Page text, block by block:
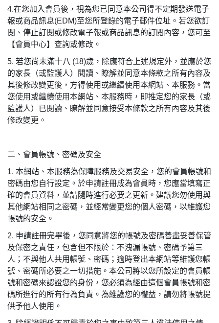
4.在您加入會員後，視為您已同意本公司得不定期發送電子
報或商品訊息(EDM)至您所登錄的電子郵件位址。若您欲訂
閱、停止訂閱或修改電子報或商品訊息的訂閱內容，您可至
【會員中心】查詢或修改。
5. 若您尚未滿十八 (18)歲，除應符合上述規定外，並應於您
的家長（或監護人）閱讀、瞭解並同意本條款之所有內容及
其後修改變更後，方得使用或繼續使用本網站、本服務。當
您使用或繼續使用本網站、本服務時，即推定您的家長（或
監護人）已閱讀、瞭解並同意接受本條款之所有內容及其後
修改變更。
二、會員帳號、密碼及安全
1. 本網站、本服務為保障服務及交易安全，您的會員帳號和
密碼由您自行設定。於申請註冊成為會員時，您應當填寫正
確的會員資料，並請隨時進行必要之更新。建議您勿使用與
其他網站相同之密碼，並經常變更您的個人密碼，以維護您
帳號的安全。
2. 申請註冊完畢後，您同意將您的帳號及密碼善盡妥善保管
及保密之責任，包含但不限於：不洩漏帳號、密碼予第三
人；不與他人共用帳號、密碼；適時登出本網站等維護您帳
號、密碼所必要之一切措施。本公司將以您所設定的會員帳
號和密碼來認證您的身份，您必須為經由這個會員帳號和密
碼所進行的所有行為負責。為維護您的權益，請勿將帳號提
供予他人使用。